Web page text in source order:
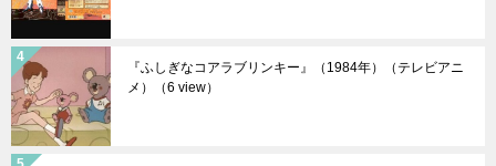
『ふしぎなコアラブリンキー』（1984年）（テレビアニ
メ）
（6 view）